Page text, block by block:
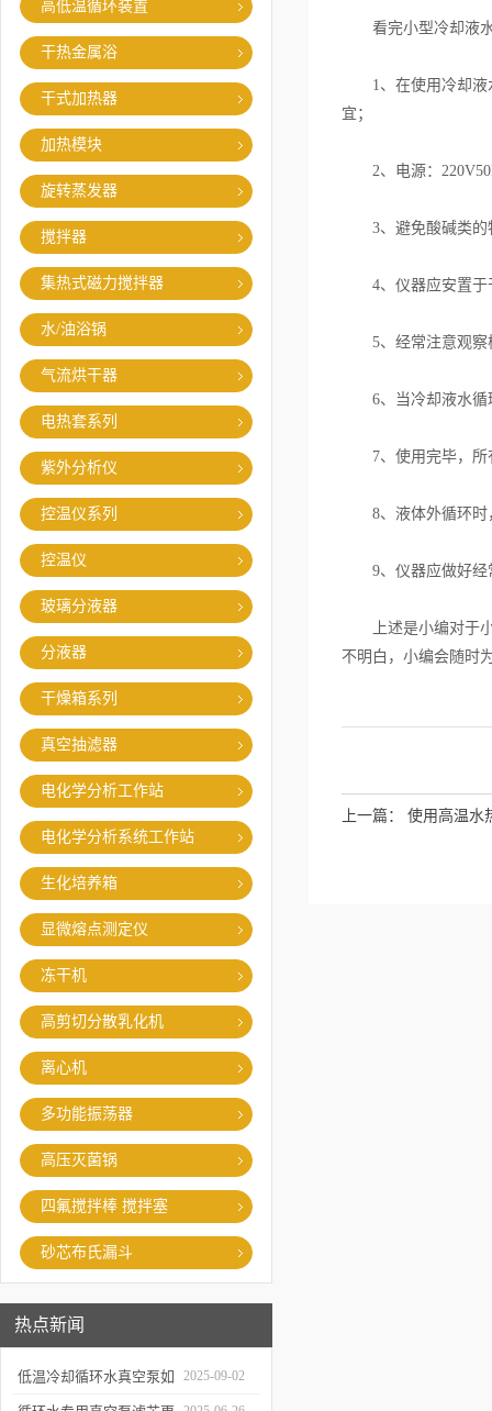
高低温循环装置
干热金属浴
干式加热器
加热模块
旋转蒸发器
搅拌器
集热式磁力搅拌器
水/油浴锅
气流烘干器
电热套系列
紫外分析仪
控温仪系列
控温仪
玻璃分液器
分液器
干燥箱系列
真空抽滤器
电化学分析工作站
电化学分析系统工作站
生化培养箱
显微熔点测定仪
冻干机
高剪切分散乳化机
离心机
多功能振荡器
高压灭菌锅
四氟搅拌棒 搅拌塞
砂芯布氏漏斗
热点新闻
低温冷却循环水真空泵如 2025-09-02
看完小型冷却液水
1、在使用冷却液水
宜；
2、电源：
3、避免酸碱类的
4、仪器应安置于
5、经常注意观察
6、当冷却液水循环
7、使用完毕，所
8、液体外循环时，
9、仪器应做好经常
上述是小编对于小
不明白，小编会随时
上一篇： 使用高温水